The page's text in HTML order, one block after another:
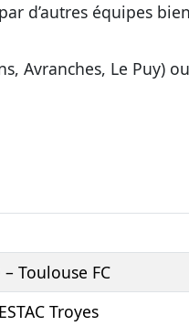
d’autres équipes
Avranches, Le Puy)
Toulouse FC
Troyes